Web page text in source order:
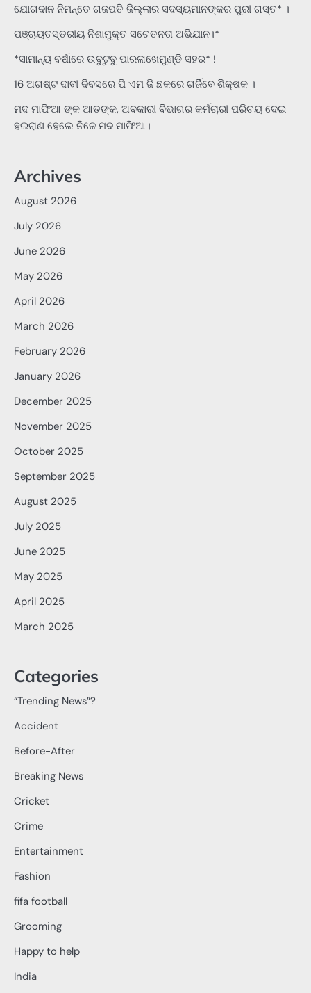
ଯୋଗଦାନ ନିମନ୍ତେ ଗଜପତି ଜିଲ୍ଲାର ସଦସ୍ୟମାନଙ୍କର ପୁରୀ ଗସ୍ତ* ।
ପଞ୍ଚାୟତସ୍ତରୀୟ ନିଶାମୁକ୍ତ ସଚେତନତା ଅଭିଯାନ।*
*ସାମାନ୍ୟ ବର୍ଷାରେ ଉବୁଟୁବୁ ପାରଳାଖେମୁଣ୍ଡି ସହର* !
16 ଅଗଷ୍ଟ ଦାବୀ ଦିବସରେ ପି ଏମ ଜି ଛକରେ ଗର୍ଜିବେ ଶିକ୍ଷକ ।
ମଦ ମାଫିଆ ଙ୍କ ଆତଙ୍କ, ଅବକାରୀ ବିଭାଗର କର୍ମଚାରୀ ପରିଚୟ ଦେଇ
ହଇରାଣ ହେଲେ ନିଜେ ମଦ ମାଫିଆ।
Archives
August 2026
July 2026
June 2026
May 2026
April 2026
March 2026
February 2026
January 2026
December 2025
November 2025
October 2025
September 2025
August 2025
July 2025
June 2025
May 2025
April 2025
March 2025
Categories
“Trending News”?
Accident
Before-After
Breaking News
Cricket
Crime
Entertainment
Fashion
fifa football
Grooming
Happy to help
India